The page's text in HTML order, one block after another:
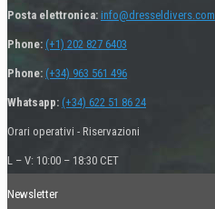
Posta elettronica: info@dresseldivers.com
Phone: (+1) 202 827 6403
Phone: (+34) 963 561 496
Whatsapp: (+34) 622 51 86 24
Orari operativi - Riservazioni
L – V: 10:00 – 18:30 CET
Newsletter